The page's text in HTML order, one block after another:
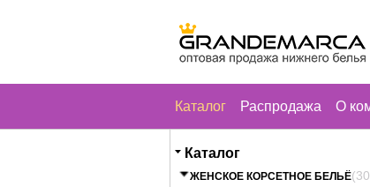
Каталог Распродажа О
Каталог
ЖЕНСКОЕ КОРСЕТНОЕ БЕЛЬЁ